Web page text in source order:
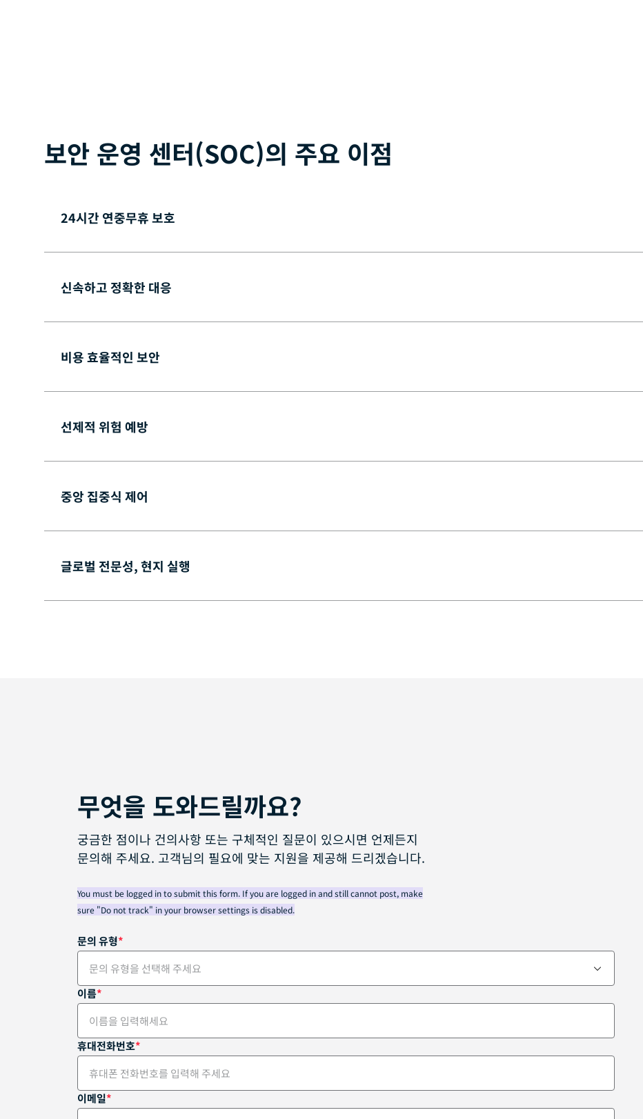
보안 운영 센터(SOC)의 주요 이점
24시간 연중무휴 보호
신속하고 정확한 대응
비용 효율적인 보안
선제적 위험 예방
중앙 집중식 제어
글로벌 전문성, 현지 실행
무엇을 도와드릴까요?
궁금한 점이나 건의사항 또는 구체적인 질문이 있으시면 언제든지
문의해 주세요. 고객님의 필요에 맞는 지원을 제공해 드리겠습니다.
You must be logged in to submit this form. If you are logged in and still cannot post, make
sure "Do not track" in your browser settings is disabled.
문의 유형
문의 유형을 선택해 주세요
현장 경비 서비스
STARS(보안 교육 지원 및 접수 서비스)
전문 경비
이름
휴대전화번호
이메일